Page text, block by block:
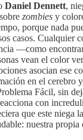
Daniel Dennett,
zombies y
porque nada
casos. Cualquier
—como
vean el color
asocian ese
en el cerebro
Fácil, sin
con
que este niega
nuestra propia